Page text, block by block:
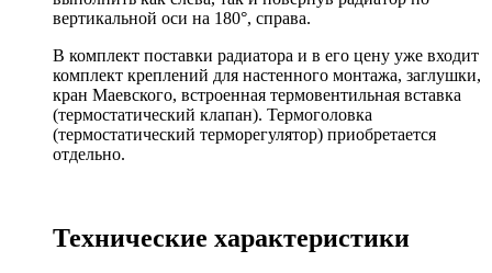
вертикальной оси на 180°, справа.
В комплект поставки радиатора и в его цену уже входит
комплект креплений для настенного монтажа, заглушки,
кран Маевского, встроенная термовентильная вставка
(термостатический клапан). Термоголовка
(термостатический терморегулятор) приобретается
отдельно.
Технические характеристики